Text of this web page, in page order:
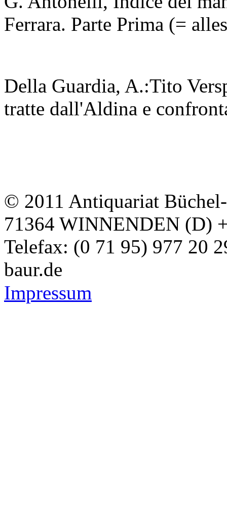
Ferrara. Parte Prima (=
Della Guardia, A.:Tito
tratte dall'Aldina e
© 2011 Antiquariat
71364 WINNENDEN (D)
Telefax: (0 71 95) 977 20
baur.de
Impressum